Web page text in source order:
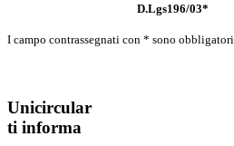
D.Lgs196/03*
I campo contrassegnati con * sono obbligatori
Unicircular
ti informa